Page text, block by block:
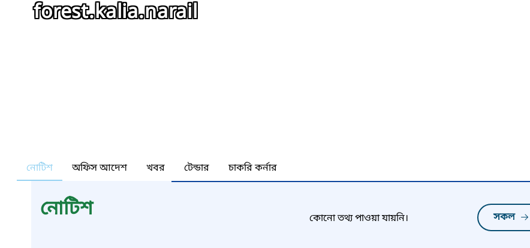
forest.kalia.narail
নোটিশ অফিস আদেশ খবর টেন্ডার চাকরি কর্নার
নোটিশ সকল
কোনো তথ্য পাওয়া যায়নি।